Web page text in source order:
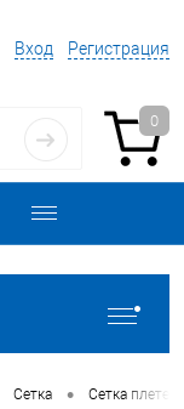
Вход Регистрация
0
Сетка • Сетка